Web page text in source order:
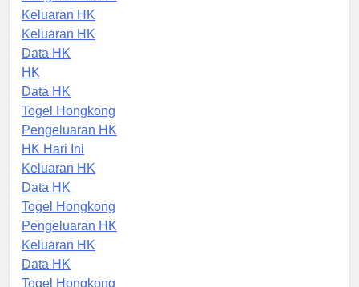
Pengeluaran HK
Keluaran HK
Keluaran HK
Data HK
HK
Data HK
Togel Hongkong
Pengeluaran HK
HK Hari Ini
Keluaran HK
Data HK
Togel Hongkong
Pengeluaran HK
Keluaran HK
Data HK